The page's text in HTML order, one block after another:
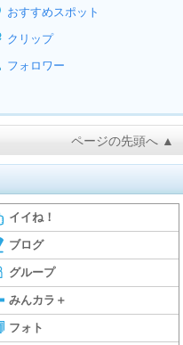
おすすめスポット
クリップ
フォロワー
ページの先頭へ ▲
イイね！
ブログ
グループ
みんカラ＋
フォト